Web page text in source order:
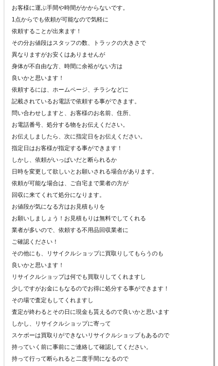
お客様に運ぶ手間や時間がかからないです。
1点からでも依頼が可能なので気軽に
依頼することが出来ます！
その分お値段はスタッフの数、トラックの大きさで
異なりますがお安くはありませんが
身体が不自由な方、時間に余裕がない方は
良いかと思います！
依頼するには、ホームページ、チラシなどに
記載されているお電話で依頼する事ができます。
問い合わせしますと、お客様のお名前、住所、
お電話番号、処分する物をお伝えください。
お伝えしましたら、次に指定日をお伝えください。
指定日はお客様が指定する事ができます！
しかし、依頼がいっぱいだと断られるか
日時を変更して欲しいとお願いされる場合があります。
依頼が可能な場合は、ご自宅まで業者の方が
回収に来てくれて処分になります。
お値段が気になる方はお見積もりを
お願いしましょう！お見積もりは無料でしてくれる
業者が多いので、依頼する不用品回収業者に
ご確認ください！
その他にも、リサイクルショップに買取りしてもらうのも
良いかと思います！
リサイクルショップは何でも買取りしてくれますし
少しですがお金にもなるのでお得に処分する事ができます！
その場で査定もしてくれますし
査定が終わるとその日に現金も貰えるので良いかと思います
しかし、リサイクルショップに寄って
スケボーは買取りができないリサイクルショップもあるので
持っていく前に事前にご連絡して確認してください。
持って行って断られると二度手間になるので